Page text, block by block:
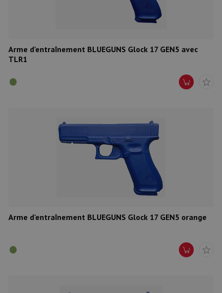
Arme d'entraînement BLUEGUNS Glock 17 GEN5 avec
TLR1
Arme d'entraînement BLUEGUNS Glock 17 GEN5 orange